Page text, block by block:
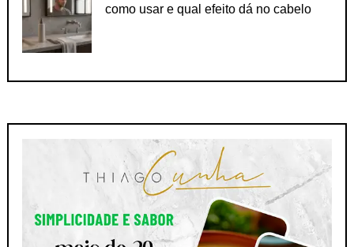
como usar e qual efeito dá no cabelo